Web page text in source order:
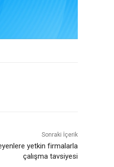
Sonraki İçerik
yetkin firmalarla
çalışma tavsiyesi